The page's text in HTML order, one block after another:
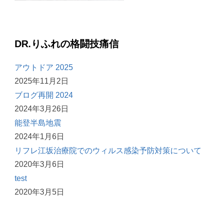
DR.りふれの格闘技痛信
アウトドア 2025
2025年11月2日
ブログ再開 2024
2024年3月26日
能登半島地震
2024年1月6日
リフレ江坂治療院でのウィルス感染予防対策について
2020年3月6日
test
2020年3月5日